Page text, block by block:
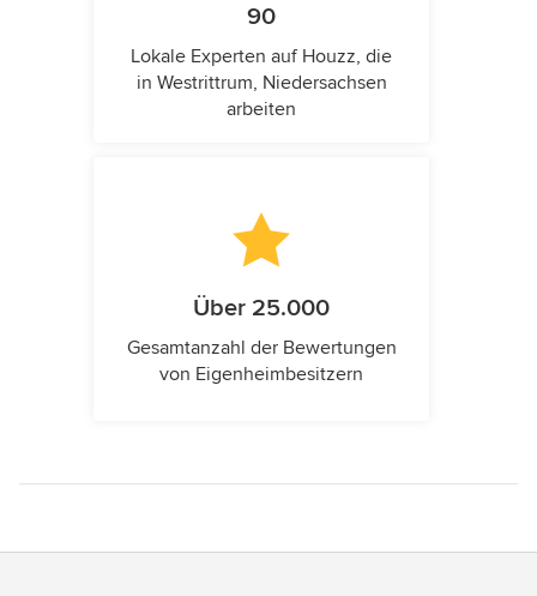
90
Lokale Experten auf Houzz, die
in Westrittrum, Niedersachsen
arbeiten
Über 25.000
Gesamtanzahl der Bewertungen
von Eigenheimbesitzern